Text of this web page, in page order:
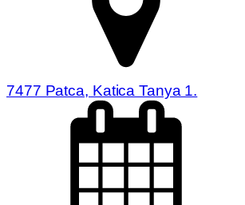
7477 Patca, Katica Tanya 1.